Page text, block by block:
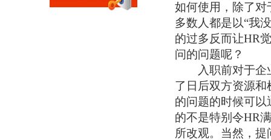
如何使用，除了对
多数人都是以“我
的过多反而让HR
问的问题呢？
入职前对于企业
了日后双方资源
的问题的时候可
的不是特别令HR
所改观。当然，